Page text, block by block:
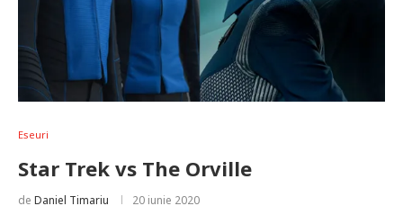
Eseuri
Star Trek vs The Orville
de Daniel Timariu 20 iunie 2020